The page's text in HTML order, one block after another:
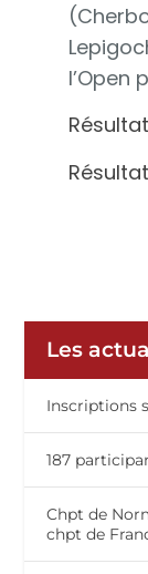
l’Open
Les
Inscriptions
187
Chpt de
chpt de